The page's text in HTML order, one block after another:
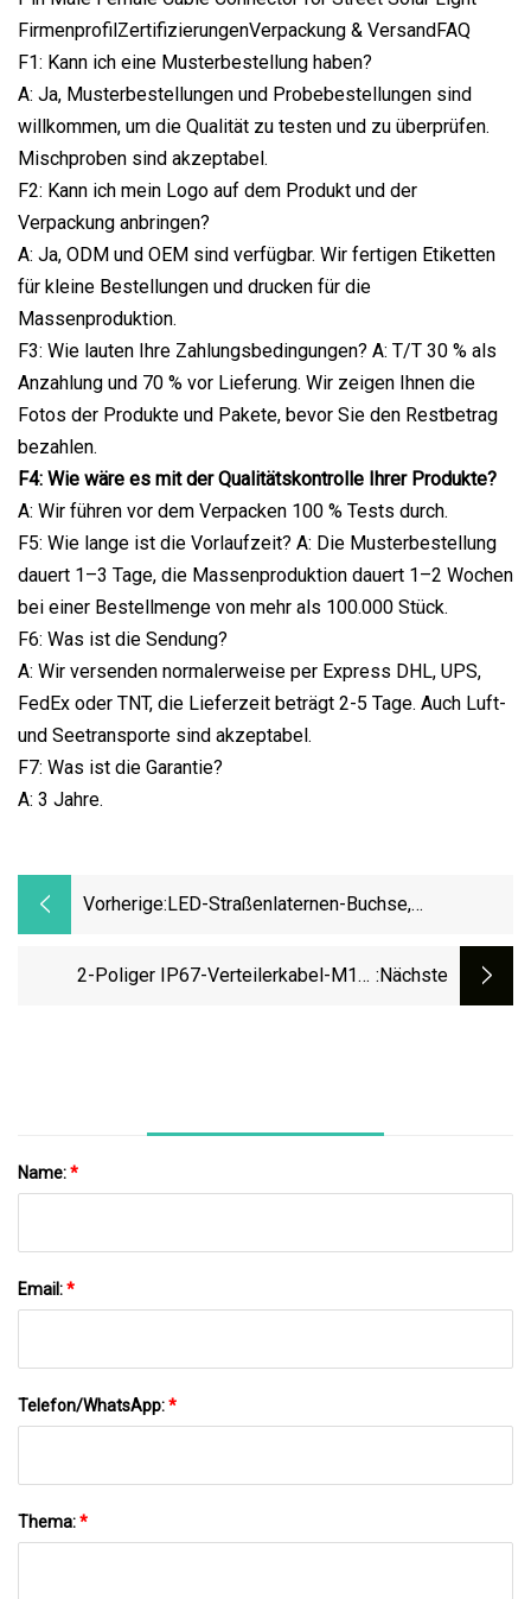
FirmenprofilZertifizierungenVerpackung & VersandFAQ
F1: Kann ich eine Musterbestellung haben?
A: Ja, Musterbestellungen und Probebestellungen sind
willkommen, um die Qualität zu testen und zu überprüfen.
Mischproben sind akzeptabel.
F2: Kann ich mein Logo auf dem Produkt und der
Verpackung anbringen?
A: Ja, ODM und OEM sind verfügbar. Wir fertigen Etiketten
für kleine Bestellungen und drucken für die
Massenproduktion.
F3: Wie lauten Ihre Zahlungsbedingungen? A: T/T 30 % als
Anzahlung und 70 % vor Lieferung. Wir zeigen Ihnen die
Fotos der Produkte und Pakete, bevor Sie den Restbetrag
bezahlen.
F4: Wie wäre es mit der Qualitätskontrolle Ihrer Produkte?
A: Wir führen vor dem Verpacken 100 % Tests durch.
F5: Wie lange ist die Vorlaufzeit? A: Die Musterbestellung
dauert 1–3 Tage, die Massenproduktion dauert 1–2 Wochen
bei einer Bestellmenge von mehr als 100.000 Stück.
F6: Was ist die Sendung?
A: Wir versenden normalerweise per Express DHL, UPS,
FedEx oder TNT, die Lieferzeit beträgt 2-5 Tage. Auch Luft-
und Seetransporte sind akzeptabel.
F7: Was ist die Garantie?
A: 3 Jahre.
Vorherige: LED-Straßenlaternen-Buchse,
2-Poliger IP67-Verteilerkabel-M15- :nächste
Name:*
Email:*
Telefon/WhatsApp:*
Thema:*